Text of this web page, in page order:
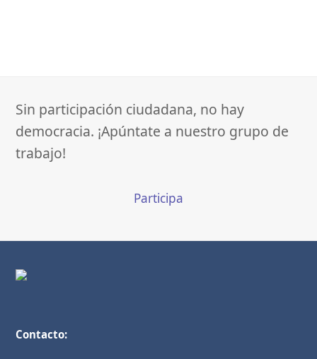
Sin participación ciudadana, no hay
democracia. ¡Apúntate a nuestro grupo de
trabajo!
Participa
Contacto: